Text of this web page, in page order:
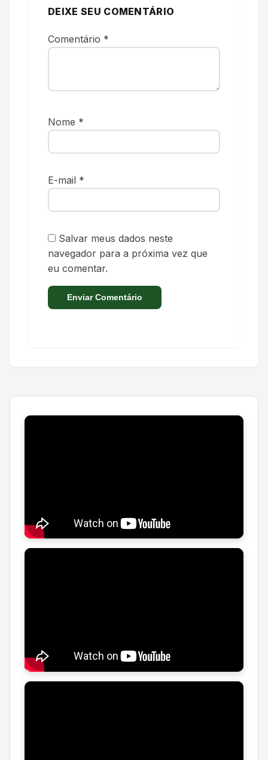
DEIXE SEU COMENTÁRIO
Comentário *
Nome *
E-mail *
Salvar meus dados neste
navegador para a próxima vez que
eu comentar.